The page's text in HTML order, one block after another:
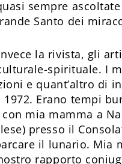
sempre
Santo dei
la rivista, gli
spirituale. I
e quant’altro di
Erano tempi
mia mamma a
presso il
il lunario. Mia
rapporto